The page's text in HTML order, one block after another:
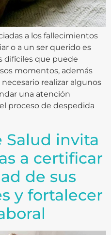
a los fallecimientos
o a un ser querido es
difíciles que puede
momentos, además
realizar algunos
una atención
proceso de despedida
Salud invita
a certificar
de sus
y fortalecer